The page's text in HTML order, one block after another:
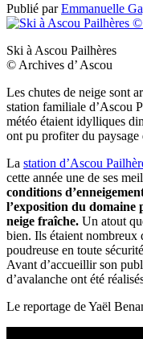
Publié parEmmanuelle
Ski à Ascou Pailhères
© Archives d’ Ascou
Les chutes de neige sont
station familiale d’Ascou
météo étaient idylliques
ont pu profiter du paysage
La station d’Ascou
cette année une de ses
conditions
l’exposition du domaine
neige fraîche. Un atout
bien. Ils étaient nombreux
poudreuse en toute
Avant d’accueillir son
d’avalanche ont été
Le reportage de Yaël